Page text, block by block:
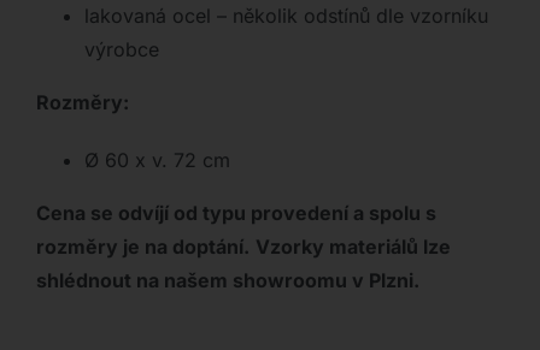
lakovaná ocel – několik odstínů dle vzorníku
výrobce
Rozměry:
Ø 60 x v. 72 cm
Cena se odvíjí od typu provedení a spolu s
rozměry je na doptání. Vzorky materiálů lze
shlédnout na našem showroomu v Plzni.